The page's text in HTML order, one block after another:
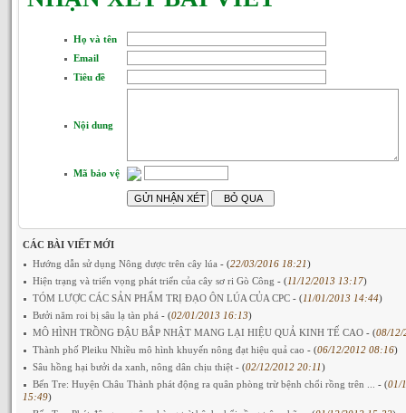
Họ và tên
Email
Tiêu đề
Nội dung
Mã bảo vệ
CÁC BÀI VIẾT MỚI
Hướng dẫn sử dụng Nông dược trên cây lúa - (22/03/2016 18:21)
Hiện trạng và triển vọng phát triển của cây sơ ri Gò Công - (11/12/2013 13:17)
TÓM LƯỢC CÁC SẢN PHẨM TRỊ ĐẠO ÔN LÚA CỦA CPC - (11/01/2013 14:44)
Bưởi năm roi bị sâu lạ tàn phá - (02/01/2013 16:13)
MÔ HÌNH TRỒNG ĐẬU BẮP NHẬT MANG LẠI HIỆU QUẢ KINH TẾ CAO - (08/12/
Thành phố Pleiku Nhiều mô hình khuyến nông đạt hiệu quả cao - (06/12/2012 08:16)
Sâu hồng hại bưởi da xanh, nông dân chịu thiệt - (02/12/2012 20:11)
Bến Tre: Huyện Châu Thành phát động ra quân phòng trừ bệnh chổi rồng trên ... - (01/
15:49)